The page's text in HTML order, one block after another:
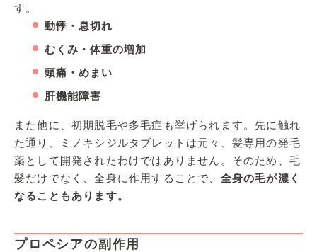
す。
動悸・息切れ
むくみ・体重の増加
頭痛・めまい
肝機能障害
また他に、初期脱毛や多毛症も挙げられます。先に触れ
た通り、ミノキシジルタブレットは元々、髪専用の発毛
薬として開発されたわけではありません。そのため、毛
髪だけでなく、全身に作用することで、 全身の毛が濃く
なることもあります。
プロペシアの副作用